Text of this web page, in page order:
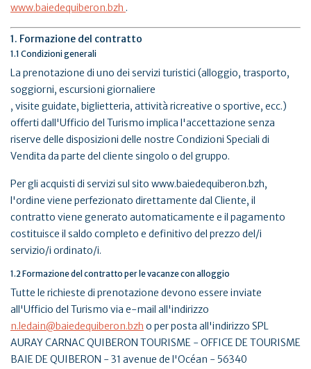
www.baiedequiberon.bzh .
1. Formazione del contratto
1.1 Condizioni generali
La prenotazione di uno dei servizi turistici (alloggio, trasporto,
soggiorni, escursioni giornaliere
, visite guidate, biglietteria, attività ricreative o sportive, ecc.)
offerti dall'Ufficio del Turismo implica l'accettazione senza
riserve delle disposizioni delle nostre Condizioni Speciali di
Vendita da parte del cliente singolo o del gruppo.
Per gli acquisti di servizi sul sito www.baiedequiberon.bzh,
l'ordine viene perfezionato direttamente dal Cliente, il
contratto viene generato automaticamente e il pagamento
costituisce il saldo completo e definitivo del prezzo del/i
servizio/i ordinato/i.
1.2 Formazione del contratto per le vacanze con alloggio
Tutte le richieste di prenotazione devono essere inviate
all'Ufficio del Turismo via e-mail all'indirizzo
n.ledain@baiedequiberon.bzh o per posta all'indirizzo SPL
AURAY CARNAC QUIBERON TOURISME - OFFICE DE TOURISME
BAIE DE QUIBERON - 31 avenue de l'Océan - 56340